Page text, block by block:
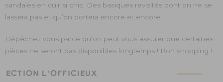
sandales en cuir si chic. Des basiques revisités dont on ne se
lassera pas et qu’on portera encore et encore.
Dépêchez vous parce qu’on peut vous assurer que certaines
pièces ne seront pas disponibles longtemps ! Bon shopping !
L’OFFICIEUX